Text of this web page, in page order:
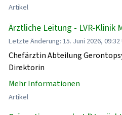
Artikel
Ärztliche Leitung - LVR-Klinik
Letzte Änderung: 15. Juni 2026, 09:32
Chefärztin Abteilung
Direktorin
Mehr Informationen
Artikel